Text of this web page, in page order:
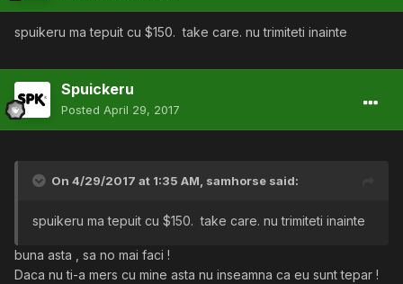
spuikeru ma tepuit cu $150. take care. nu trimiteti inainte
Spuickeru
Posted April 29, 2017
On 4/29/2017 at 1:35 AM, samhorse said:
spuikeru ma tepuit cu $150. take care. nu trimiteti inainte
buna asta , sa no mai faci !
Daca nu ti-a mers cu mine asta nu inseamna ca eu sunt tepar !